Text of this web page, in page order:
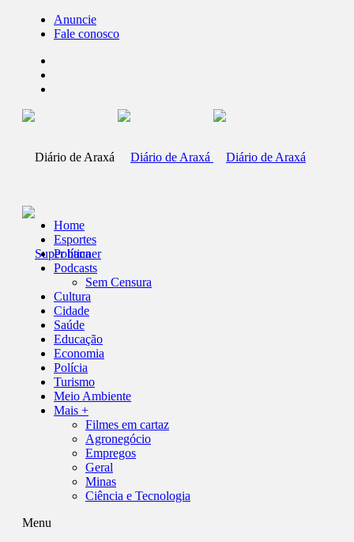
Anuncie
Fale conosco
Home
Esportes
Política
Podcasts
Sem Censura
Cultura
Cidade
Saúde
Educação
Economia
Polícia
Turismo
Meio Ambiente
Mais +
Filmes em cartaz
Agronegócio
Empregos
Geral
Minas
Ciência e Tecnologia
Menu